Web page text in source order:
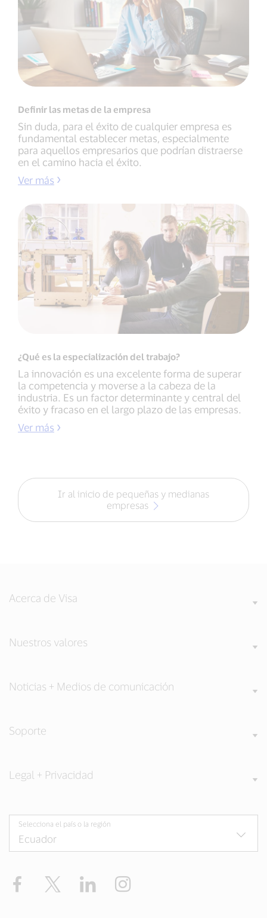
Definir las metas de la empresa
Sin duda, para el éxito de cualquier empresa es
fundamental establecer metas, especialmente
para aquellos empresarios que podrían distraerse
en el camino hacia el éxito.
Ver más
¿Qué es la especialización del trabajo?
La innovación es una excelente forma de superar
la competencia y moverse a la cabeza de la
industria. Es un factor determinante y central del
éxito y fracaso en el largo plazo de las empresas.
Ver más
Ir al inicio de pequeñas y medianas
empresas
Acerca de Visa
Nuestros valores
Noticias + Medios de comunicación
Soporte
Legal + Privacidad
Selecciona el país o la región
Facebook Twitter LinkedIn